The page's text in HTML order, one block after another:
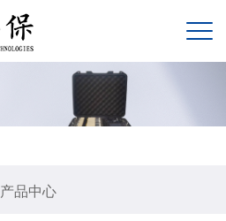
产品中心